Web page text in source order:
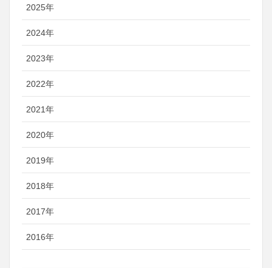
2025年
2024年
2023年
2022年
2021年
2020年
2019年
2018年
2017年
2016年